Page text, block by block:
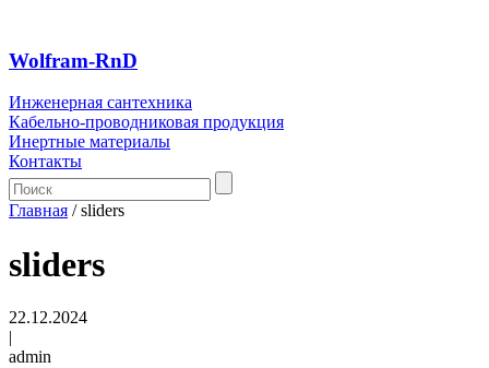
Wolfram-RnD
Инженерная сантехника
Кабельно-проводниковая продукция
Инертные материалы
Контакты
Главная / sliders
sliders
22.12.2024
|
admin